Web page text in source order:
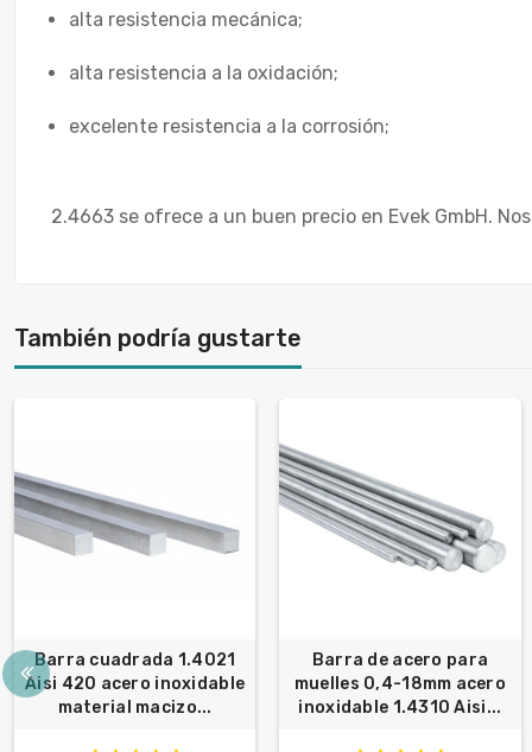
alta resistencia mecánica;
alta resistencia a la oxidación;
excelente resistencia a la corrosión;
2.4663 se ofrece a un buen precio en Evek GmbH.
También podría gustarte
Barra cuadrada 1.4021
Aisi 420 acero inoxidable
material macizo...
Barra de acero para
muelles 0,4-18mm acero
inoxidable 1.4310 Aisi...